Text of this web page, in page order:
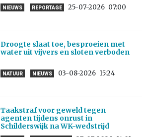
NIEUWS REPORTAGE 25-07-2026 07:00
Droogte slaat toe, besproeien met
water uit vijvers en sloten verboden
NATUUR NIEUWS 03-08-2026 15:24
Taakstraf voor geweld tegen
agenten tijdens onrust in
Schilderswijk na WK-wedstrijd